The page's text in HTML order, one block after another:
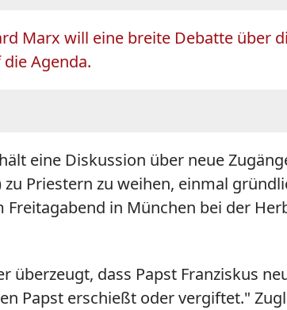
Marx will eine breite Debatte über
Agenda.
eine Diskussion über neue
Priestern zu weihen, einmal
in München bei der
dass Papst Franziskus
Papst erschießt oder vergiftet."